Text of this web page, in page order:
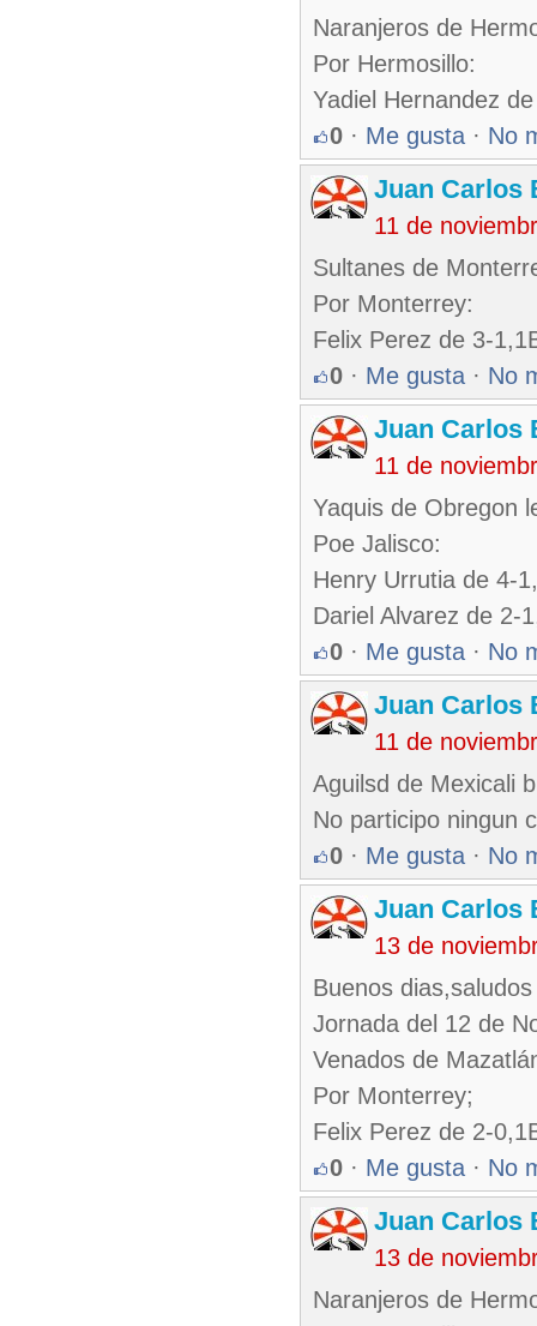
Naranjeros de
Por Hermosillo:
Yadiel Hernandez
0 · Me gusta · No
Juan Carlos
11 de
Sultanes de
Por Monterrey:
Felix Perez de 3-
0 · Me gusta · No
Juan Carlos
11 de
Yaquis de Obregon
Poe Jalisco:
Henry Urrutia de 4-
Dariel Alvarez de 2-
0 · Me gusta · No
Juan Carlos
11 de
Aguilsd de Mexicali
No participo ningun
0 · Me gusta · No
Juan Carlos
13 de
Buenos
Jornada del 12 de
Venados de
Por Monterrey;
Felix Perez de 2-
0 · Me gusta · No
Juan Carlos
13 de
Naranjeros de